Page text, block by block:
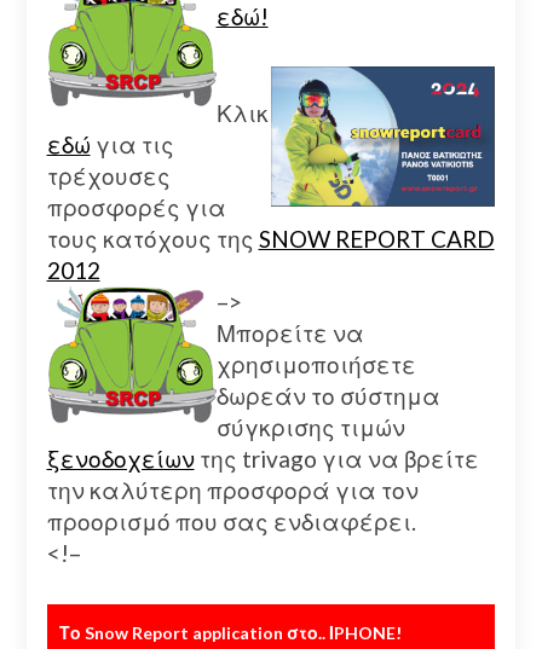
εδώ!
Κλικ
εδώ για τις
τρέχουσες
προσφορές για
τους κατόχους της SNOW REPORT CARD
2012
–>
Μπορείτε να
χρησιμοποιήσετε
δωρεάν το σύστημα
σύγκρισης τιμών
ξενοδοχείωντης trivago για να βρείτε
την καλύτερη προσφορά για τον
προορισμό που σας ενδιαφέρει.
<!–
Το Snow Report application στο.. ΙPHONE!